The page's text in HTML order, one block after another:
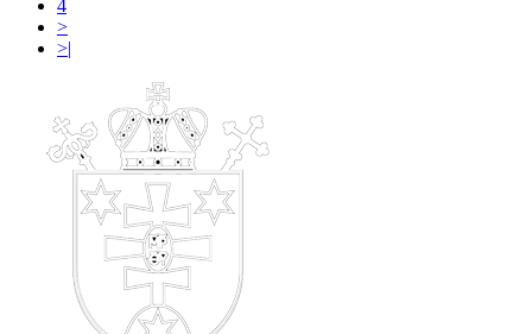
4
>
>|